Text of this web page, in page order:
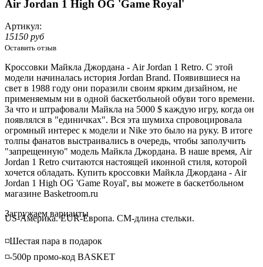
Air Jordan 1 High OG 'Game Royal'
Артикул:
15150 руб
Оставить отзыв
Кроссовки Майкла Джордана - Air Jordan 1 Retro. С этой
модели начиналась история Jordan Brand. Появившиеся на
свет в 1988 году они поразили своим ярким дизайном, не
применяемым ни в одной баскетбольной обуви того времени.
За что и штрафовали Майкла на 5000 $ каждую игру, когда он
появлялся в "единичках". Вся эта шумиха спровоцировала
огромный интерес к модели и Nike это было на руку. В итоге
толпы фанатов выстраивались в очередь, чтобы заполучить
"запрещенную" модель Майкла Джордана. В наше время, Air
Jordan 1 Retro считаются настоящей иконной стиля, которой
хочется обладать. Купить кроссовки Майкла Джордана - Air
Jordan 1 High OG 'Game Royal', вы можете в баскетбольном
магазине Basketroom.ru
Loading...
Загружаем варианты
US-Америка. EUR-Европа. CM-длина стельки.
◽️Шестая пара в подарок
◽️-500р промо-код BASKET